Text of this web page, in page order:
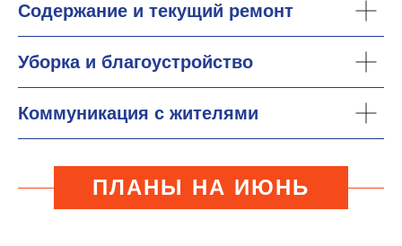
Содержание и текущий ремонт
Уборка и благоустройство
Коммуникация с жителями
ПЛАНЫ НА ИЮНЬ